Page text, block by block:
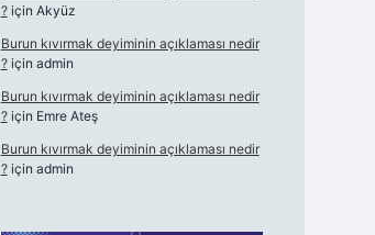
?için Akyüz
Burun kıvırmak deyiminin açıklaması nedir
?için admin
Burun kıvırmak deyiminin açıklaması nedir
?için Emre Ateş
Burun kıvırmak deyiminin açıklaması nedir
?için admin